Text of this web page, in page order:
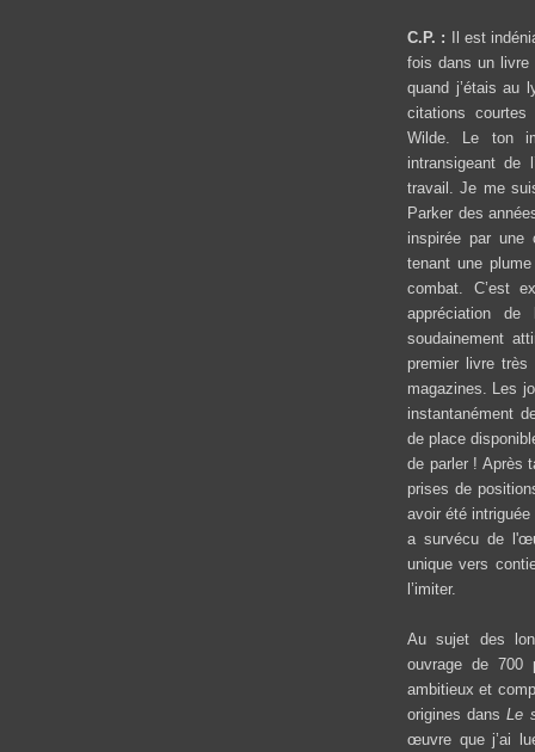
C.P. :
Il est
fois dans un livre
quand j’étais au
citations
Wilde. Le ton
intransigeant de
travail. Je me
Parker des
inspirée par une
tenant une
combat. C’est
appréciation de
soudainement
premier livre
magazines. Les
instantanément
de place
de parler ! Après
prises de
avoir été
a survécu de
unique vers
l’imiter.
Au sujet des
ouvrage de
ambitieux et
origines dansLe
œuvre que j’ai